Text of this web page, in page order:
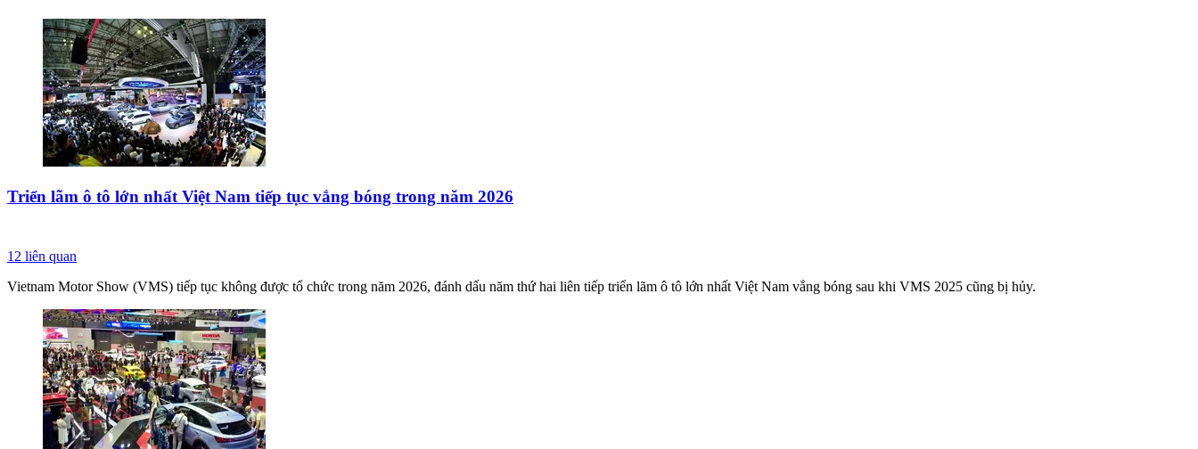
Triển lãm ô tô lớn nhất Việt Nam tiếp tục vắng bóng trong năm 2026
12 liên quan
Vietnam Motor Show (VMS) tiếp tục không được tổ chức trong năm 2026, đánh dấu năm thứ hai liên tiếp triển lãm ô tô lớn nhất Việt Nam vắng bóng sau khi VMS 2025 cũng bị hủy.